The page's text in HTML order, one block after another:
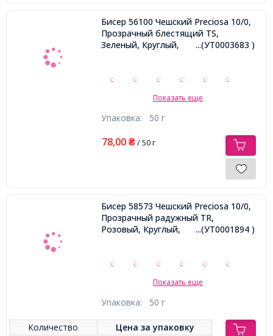
Бисер 56100 Чешский Preciosa 10/0,
Прозрачный блестящий TS,
Зеленый, Круглый,
...(УТ0003683 )
Показать еще
Упаковка: 50 г
78,00 ₴/ 50 г
Бисер 58573 Чешский Preciosa 10/0,
Прозрачный радужный TR,
Розовый, Круглый,
...(УТ0001894 )
Показать еще
Упаковка: 50 г
Количество Цена заупаковку